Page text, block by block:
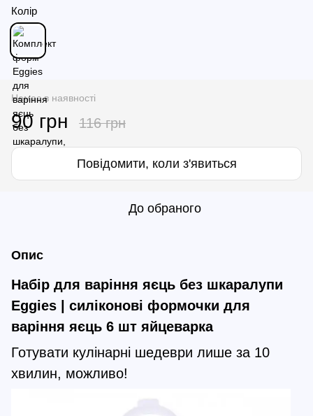
Колір
Немає в наявності
90 грн 116 грн
Повідомити, коли з'явиться
До обраного
Опис
Набір для варіння яєць без шкаралупи
Eggies | силіконові формочки для
варіння яєць 6 шт яйцеварка
Готувати кулінарні шедеври лише за 10
хвилин, можливо!